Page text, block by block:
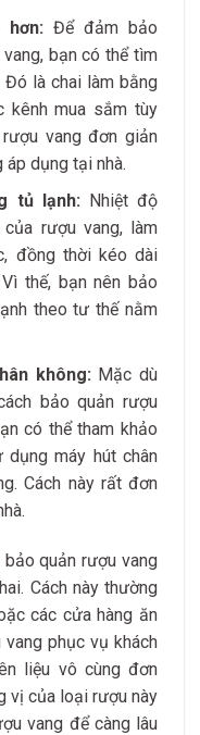
hơn: Để đảm bảo
bạn có thể tìm
Đó là chai làm bằng
kênh mua sắm tùy
vang đơn giản
áp dụng tại nhà.
tủ lạnh: Nhiệt độ
rượu vang, làm
đồng thời kéo dài
thế, bạn nên bảo
theo tư thế nằm
không: Mặc dù
bảo quản rượu
có thể tham khảo
máy hút chân
Cách này rất đơn
quản rượu vang
Cách này thường
các cửa hàng ăn
phục vụ khách
liệu vô cùng đơn
vị của loại rượu này
vang để càng lâu